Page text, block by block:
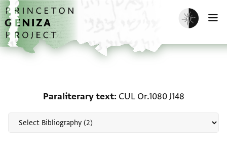
Skip to main content
home
Enable dark
Paraliterary text CUL Or.1080 J148